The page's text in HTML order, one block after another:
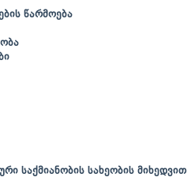
წარმოება
საქმიანობის სახეობის მიხედვით